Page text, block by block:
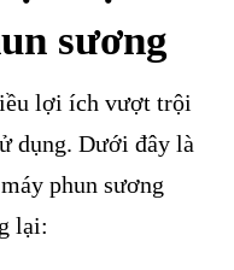
sương
lợi ích vượt trội
dụng. Dưới đây là
phun sương
lại: